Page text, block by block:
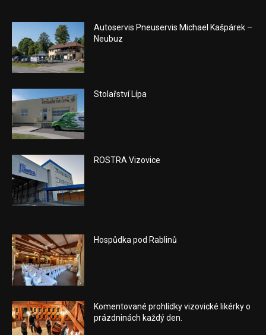
Autoservis Pneuservis Michael Kašpárek –
Neubuz
Stolařství Lípa
ROSTRA Vizovice
Hospůdka pod Rablinů
Komentované prohlídky vizovické likérky o
prázdninách každý den.